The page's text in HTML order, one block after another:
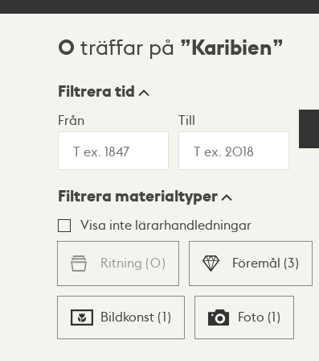
Sökresultat
0 träffar på Karibien
Visningsläge
Lista Karta
Filtrera tid
Från Till
Filtrera materialtyper
Visa inte lärarhandledningar
Ritning (0) Föremål (3)
Bildkonst (1) Foto (1)